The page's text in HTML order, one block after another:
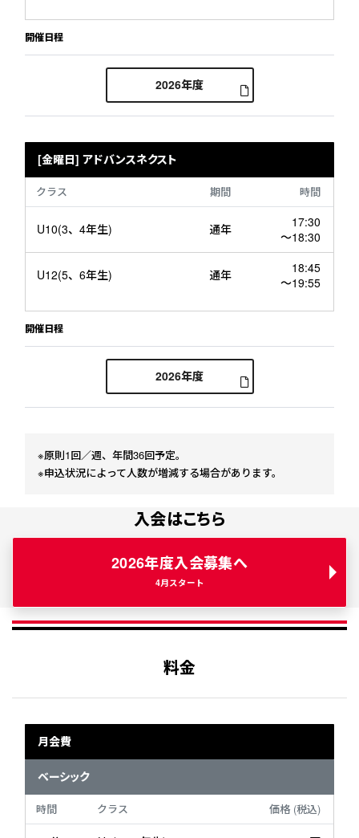
開催日程
[金曜日] ベーシックの
2026年度
[金曜日] アドバンスネクスト
クラス 期間 時間
U10(3、4年生) 通年
17:30
～18:30
U12(5、6年生) 通年
18:45
～19:55
開催日程
[金曜日] アドバンスネクストの
2026年度
※原則1回／週、年間36回予定。
※申込状況によって人数が増減する場合があります。
入会はこちら
2026年度入会募集へ
4月スタート
料金
月会費
ベーシック
時間 クラス 価格 (税込)